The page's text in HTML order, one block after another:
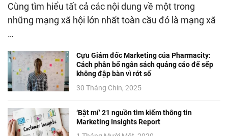
Cùng tìm hiểu tất cả các nội dung về một trong
những mạng xã hội lớn nhất toàn cầu đó là mạng xã
…
Cựu Giám đốc Marketing của Pharmacity:
Cách phân bổ ngân sách quảng cáo để sếp
không đập bàn vì rớt số
30 Tháng Chín, 2025
‘Bật mí’ 21 nguồn tìm kiếm thông tin
Marketing Insights Report